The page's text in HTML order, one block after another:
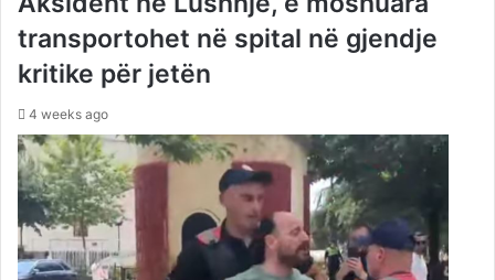
transportohet në spital në gjendje
kritike për jetën
4 weeks ago